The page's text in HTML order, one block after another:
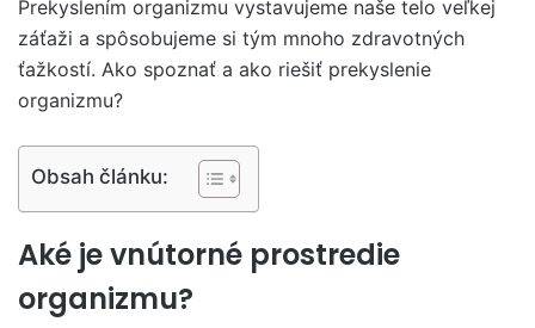
Prekyslením organizmu vystavujeme naše telo veľkej
záťaži a spôsobujeme si tým mnoho zdravotných
ťažkostí. Ako spoznať a ako riešiť prekyslenie
organizmu?
Obsah článku:
Aké je vnútorné prostredie
organizmu?